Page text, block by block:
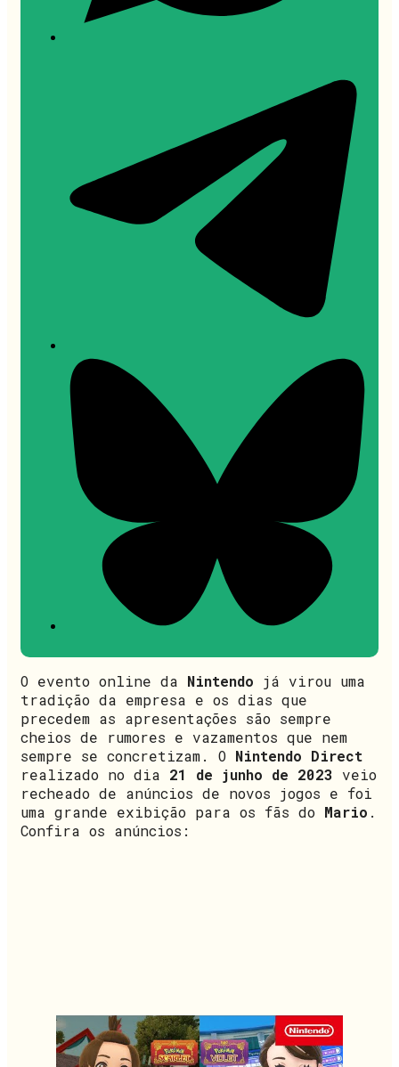
O evento online da Nintendo já virou uma
tradição da empresa e os dias que
precedem as apresentações são sempre
cheios de rumores e vazamentos que nem
sempre se concretizam. O Nintendo Direct
realizado no dia 21 de junho de 2023 veio
recheado de anúncios de novos jogos e foi
uma grande exibição para os fãs do Mario .
Confira os anúncios: